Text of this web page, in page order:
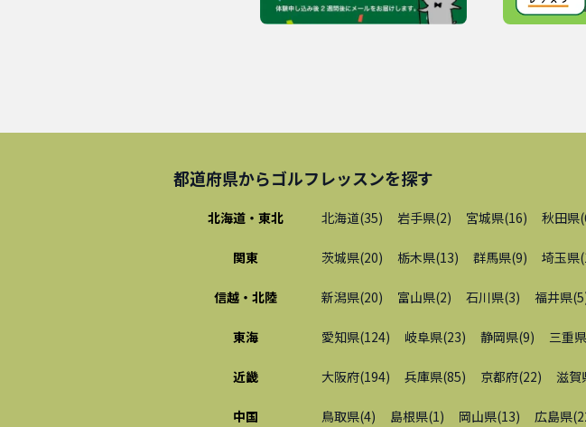
都道府県からゴルフレッスンを探す
北海道・東北 北海道(35) 岩手県(2) 宮城県(16) 秋田県(
関東 茨城県(20) 栃木県(13) 群馬県(9) 埼玉県(
信越・北陸 新潟県(20) 富山県(2) 石川県(3) 福井県(5
東海 愛知県(124) 岐阜県(23) 静岡県(9) 三重県
近畿 大阪府(194) 兵庫県(85) 京都府(22) 滋賀
中国 鳥取県(4) 島根県(1) 岡山県(13) 広島県(